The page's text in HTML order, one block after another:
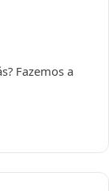
Fazemos a